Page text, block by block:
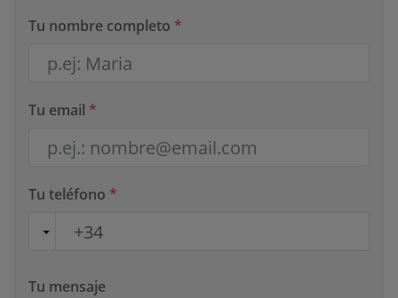
Tu nombre completo *
Tu email *
Tu teléfono *
Tu mensaje